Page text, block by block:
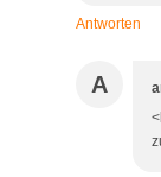
Antworten
A